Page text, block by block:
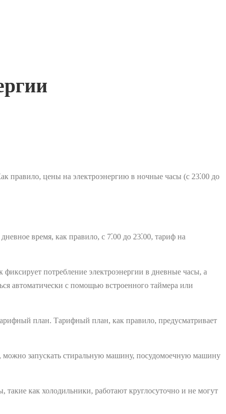
правило, цены на электроэнергию в ночные часы (с 23⁚00 до
время, как правило, с 7⁚00 до 23⁚00, тариф на
потребление электроэнергии в дневные часы, а
автоматически с помощью встроенного таймера или
план. Тарифный план, как правило, предусматривает
можно запускать стиральную машину, посудомоечную машину
как холодильники, работают круглосуточно и не могут